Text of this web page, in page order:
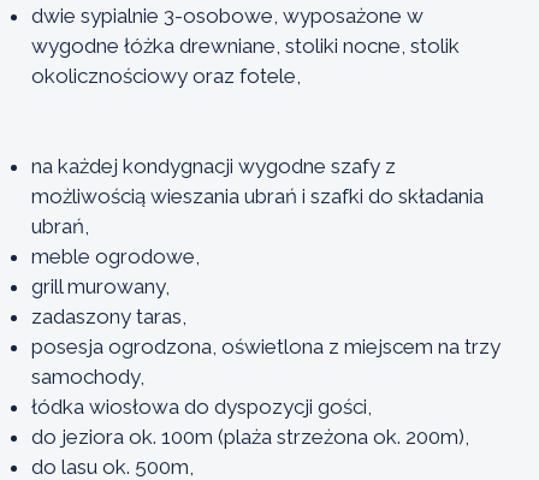
dwie sypialnie 3-osobowe, wyposażone w
wygodne łóżka drewniane, stoliki nocne, stolik
okolicznościowy oraz fotele,
na każdej kondygnacji wygodne szafy z
możliwością wieszania ubrań i szafki do składania
ubrań,
meble ogrodowe,
grill murowany,
zadaszony taras,
posesja ogrodzona, oświetlona z miejscem na trzy
samochody,
łódka wiosłowa do dyspozycji gości,
do jeziora ok. 100m (plaża strzeżona ok. 200m),
do lasu ok. 500m,